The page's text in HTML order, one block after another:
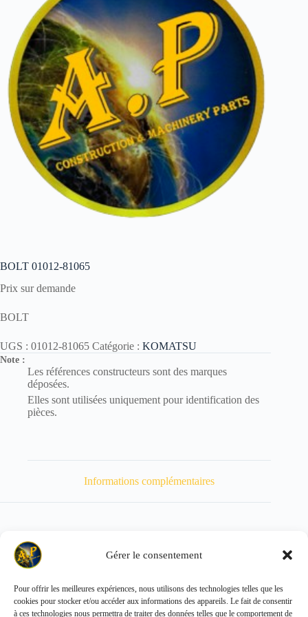
Gérer le consentement
Pour offrir les meilleures expériences, nous utilisons des technologies telles que les
cookies pour stocker et/ou accéder aux informations des appareils. Le fait de consentir
à ces technologies nous permettra de traiter des données telles que le comportement de
BOLT 01012-81065
Prix sur demande
BOLT
UGS : 01012-81065 Catégorie : KOMATSU
Note :
Les références constructeurs sont des marques
déposées.
Elles sont utilisées uniquement pour identification des
pièces.
Informations complémentaires
Poids 44 kg
Copyright © 2026 - ALL PARTS FRANCE SAS